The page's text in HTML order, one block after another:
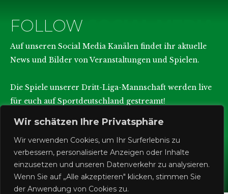
Wir schätzen Ihre Privatsphäre
Wir verwenden Cookies, um Ihr Surferlebnis zu
verbessern, personalisierte Anzeigen oder Inhalte
einzusetzen und unseren Datenverkehr zu analysieren.
Wenn Sie auf „Alle akzeptieren" klicken, stimmen Sie
der Anwendung von Cookies zu.
FOLLOW
Auf unseren Social Media Kanälen findet ihr aktuelle
News und Bilder von Veranstaltungen und Spielen.
Die Spiele unserer Dritt-Liga-Mannschaft werden live
für euch auf Sportdeutschland gestreamt!